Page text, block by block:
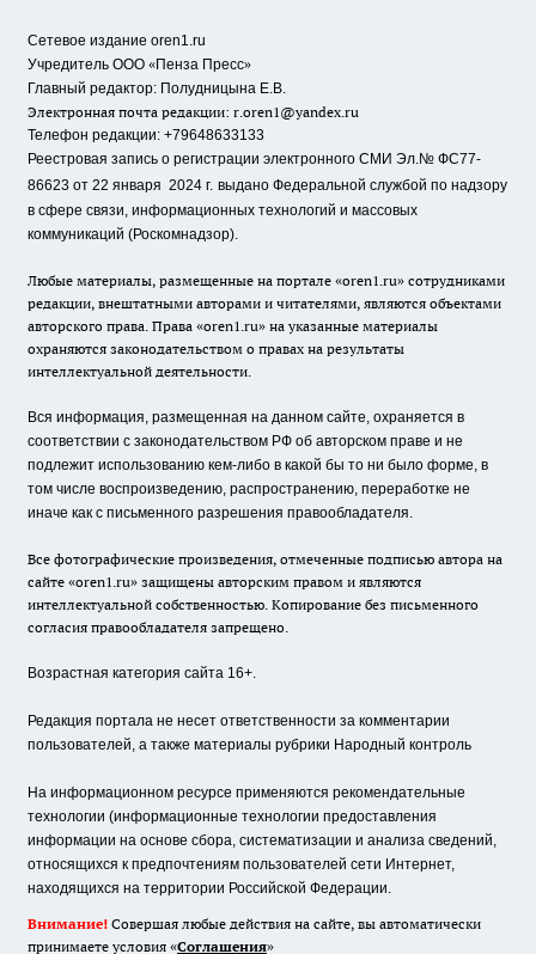
Сетевое издание oren1.ru
Учредитель ООО «Пенза Пресс»
Главный редактор: Полудницына Е.В.
Электронная почта редакции: r.oren1@yandex.ru
Телефон редакции: +79648633133
Реестровая запись о регистрации электронного СМИ Эл.№ ФС77-
86623 от 22 января 2024 г. выдано Федеральной службой по надзору
в сфере связи, информационных технологий и массовых
коммуникаций (Роскомнадзор).
Любые материалы, размещенные на портале «oren1.ru» сотрудниками
редакции, внештатными авторами и читателями, являются объектами
авторского права. Права «oren1.ru» на указанные материалы
охраняются законодательством о правах на результаты
интеллектуальной деятельности.
Вся информация, размещенная на данном сайте, охраняется в
соответствии с законодательством РФ об авторском праве и не
подлежит использованию кем-либо в какой бы то ни было форме, в
том числе воспроизведению, распространению, переработке не
иначе как с письменного разрешения правообладателя.
Все фотографические произведения, отмеченные подписью автора на
сайте «oren1.ru» защищены авторским правом и являются
интеллектуальной собственностью. Копирование без письменного
согласия правообладателя запрещено.
Возрастная категория сайта 16+.
Редакция портала не несет ответственности за комментарии
пользователей, а также материалы рубрики Народный контроль
На информационном ресурсе применяются рекомендательные
технологии (информационные технологии предоставления
информации на основе сбора, систематизации и анализа сведений,
относящихся к предпочтениям пользователей сети Интернет,
находящихся на территории Российской Федерации.
Внимание! Совершая любые действия на сайте, вы автоматически
принимаете условия «Cоглашения»